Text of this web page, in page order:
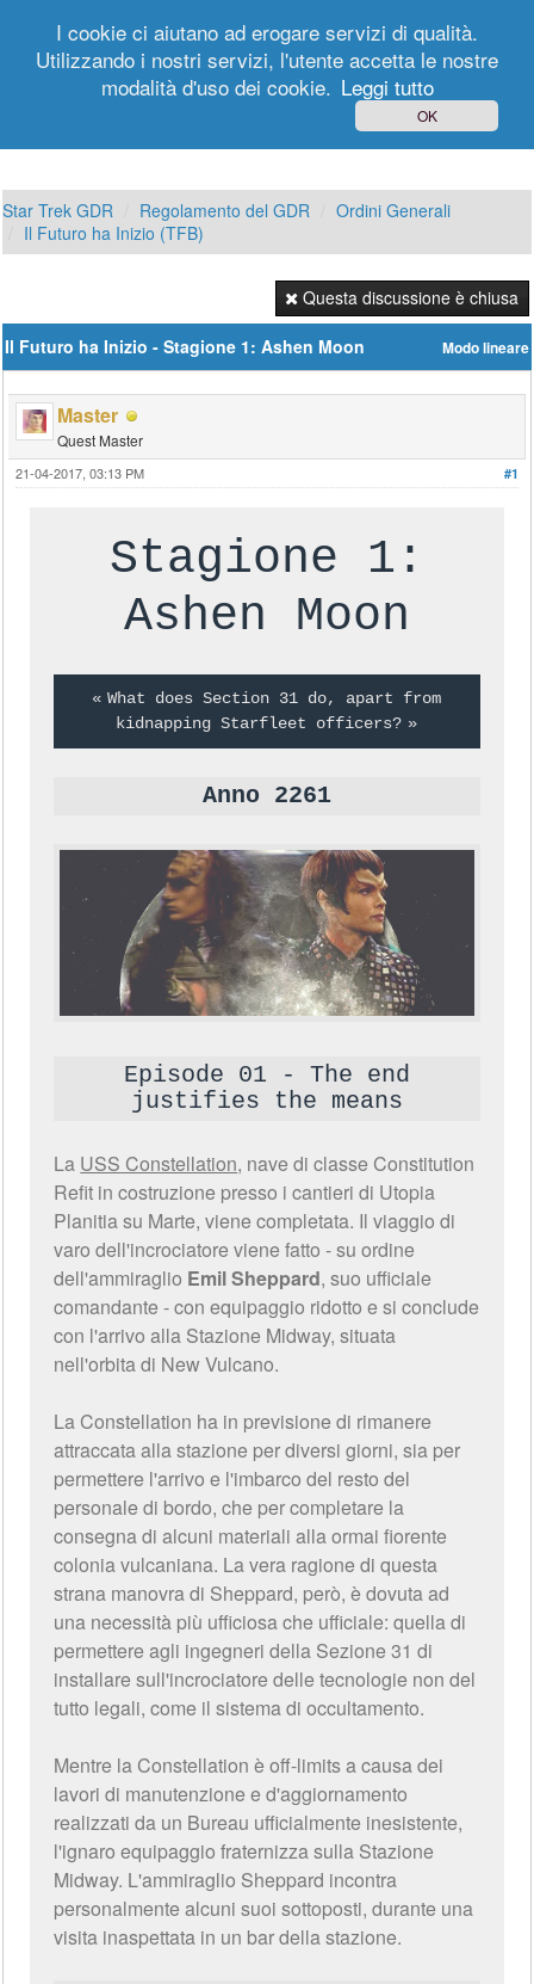
Registrati
Star Trek GDR Regolamento del GDR
Ordini Generali
Il Futuro ha Inizio (TFB)
Questa discussione è chiusa
Modo lineare
Il Futuro ha Inizio - Stagione 1: Ashen Moon
Master
Quest Master
#1
21-04-2017, 03:13 PM
Stagione 1:
Ashen Moon
What does Section 31 do, apart from
kidnapping Starfleet officers?
Anno 2261
Episode 01 - The end
justifies the means
La USS Constellation, nave di classe Constitution
Refit in costruzione presso i cantieri di Utopia
Planitia su Marte, viene completata. Il viaggio di
varo dell'incrociatore viene fatto - su ordine
dell'ammiraglio Emil Sheppard, suo ufficiale
comandante - con equipaggio ridotto e si conclude
con l'arrivo alla Stazione Midway, situata
nell'orbita di New Vulcano.
La Constellation ha in previsione di rimanere
attraccata alla stazione per diversi giorni, sia per
permettere l'arrivo e l'imbarco del resto del
personale di bordo, che per completare la
consegna di alcuni materiali alla ormai fiorente
colonia vulcaniana. La vera ragione di questa
strana manovra di Sheppard, però, è dovuta ad
una necessità più ufficiosa che ufficiale: quella di
permettere agli ingegneri della Sezione 31 di
installare sull'incrociatore delle tecnologie non del
tutto legali, come il sistema di occultamento.
Mentre la Constellation è off-limits a causa dei
lavori di manutenzione e d'aggiornamento
realizzati da un Bureau ufficialmente inesistente,
l'ignaro equipaggio fraternizza sulla Stazione
Midway. L'ammiraglio Sheppard incontra
personalmente alcuni suoi sottoposti, durante una
visita inaspettata in un bar della stazione.
I cookie ci aiutano ad erogare servizi di qualità.
Utilizzando i nostri servizi, l'utente accetta le nostre
modalità d'uso dei cookie. Leggi tutto
OK